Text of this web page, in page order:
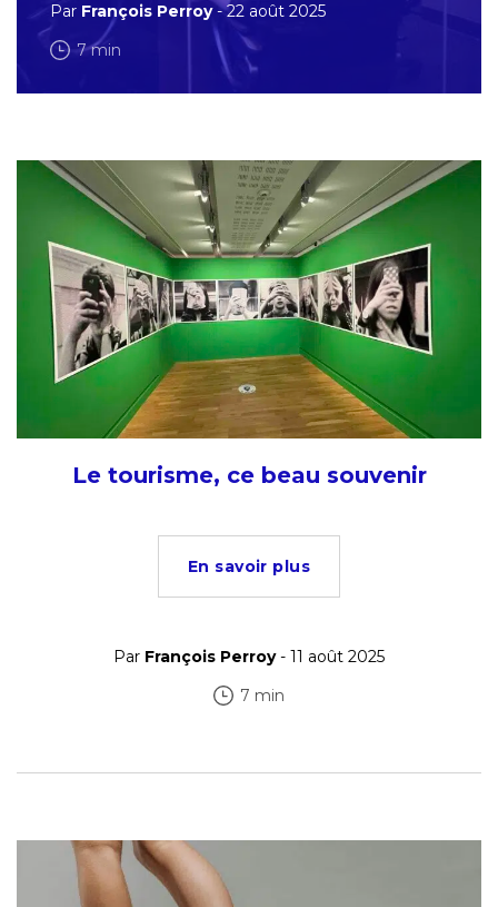
Par François Perroy- 22 août 2025
7 min
Le tourisme, ce beau souvenir
En savoir plus
Par François Perroy- 11 août 2025
7 min